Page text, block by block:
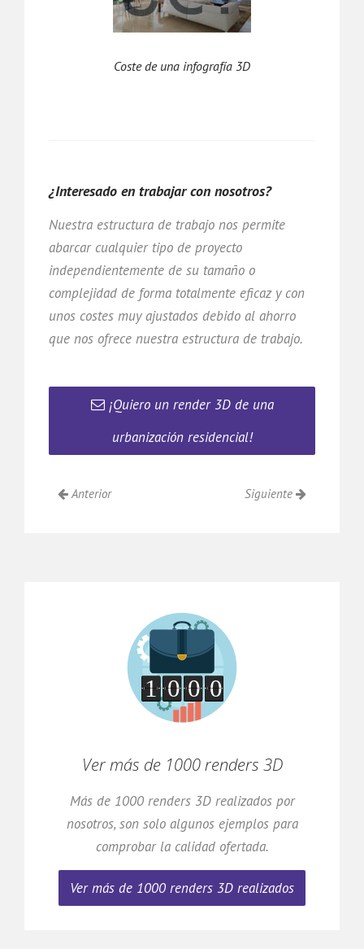
Coste de una infografía 3D
¿Interesado en trabajar con nosotros?
Nuestra estructura de trabajo nos permite
abarcar cualquier tipo de proyecto
independientemente de su tamaño o
complejidad de forma totalmente eficaz y con
unos costes muy ajustados debido al ahorro
que nos ofrece nuestra estructura de trabajo.
¡Quiero un render 3D de una
urbanización residencial!
Anterior Siguiente
Ver más de 1000 renders 3D
Más de 1000 renders 3D realizados por
nosotros, son solo algunos ejemplos para
comprobar la calidad ofertada.
Ver más de 1000 renders 3D realizados